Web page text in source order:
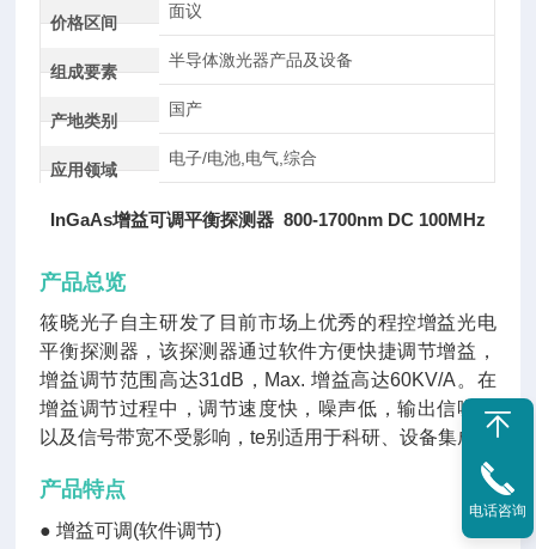
价格区间
面议
组成要素
半导体激光器产品及设备
产地类别
国产
应用领域
电子/电池,电气,综合
InGaAs增益可调平衡探测器 800-1700nm DC 100MHz
产品总览
筱晓光子自主研发了目前市场上优秀的程控增益光电
平衡探测器，该探测器通过软件方便快捷调节增益，
增益调节范围高达31dB，Max. 增益高达60KV/A。在
增益调节过程中，调节速度快，噪声低，输出信噪比
以及信号带宽不受影响，te别适用于科研、设备集成。
产品特点
● 增益可调(软件调节)
电话咨询